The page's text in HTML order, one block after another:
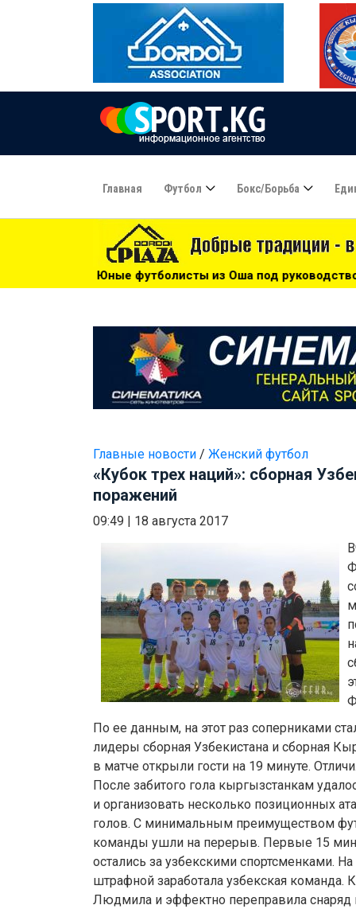
Главная Футбол Бокс/борьба
из Оша под руководством Азамата Байматова
Главные новости / Женский футбол
«Кубок трех наций»: сборная
поражений
09:49
18 августа 2017
По ее данным, на этот раз соперниками
лидеры сборная Узбекистана и сборная
в матче открыли гости на 19 минуте.
После забитого гола кыргызстанкам
и организовать несколько позиционных
голов. С минимальным преимуществом
команды ушли на перерыв. Первые 15
остались за узбекскими спортсменками.
штрафной заработала узбекская команда.
Людмила и эффектно переправила снаряд